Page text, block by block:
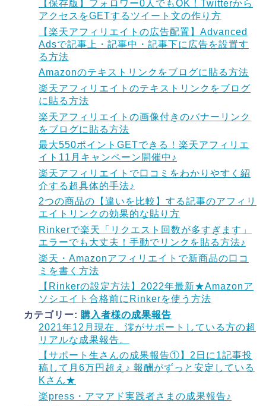
【保存版】フォロワー0人でもOK！Twitterから
アクセスをGETするツイート文の作り方
【楽天アフィリエイトの広告配置】Advanced
Adsで記事上・記事中・記事下に広告を設置す
る方法
Amazonのテキストリンクをブログに貼る方法
楽天アフィリエイトのテキストリンクをブログ
に貼る方法
楽天アフィリエイトの画像付きのバナーリンク
をブログに貼る方法
最大550ポイントGETできる！楽天アフィリエ
イト11月キャンペーン開催中♪
楽天アフィリエイトで口コミをわかりやすく紹
介する超具体的手法♪
2つの商品の【違いを比較】する記事のアフィリ
エイトリンクの効果的な貼り方
Rinkerで楽天「リクエスト回数が多すぎます」
エラーでも大丈夫！手動でリンクを貼る方法♪
楽天・Amazonアフィリエイトで新商品の口コ
ミを書く方法
【Rinkerの設定方法】2022年最新★Amazonア
ソシエイト合格前にRinkerを使う方法
カテゴリー: 購入者様の成果報告
2021年12月現在、澪がサポートしている方の超
リアルな成果報告。
【サポート生さんの成果報告①】2日に1記事投
稿して月6万円超え♪ 報酬がずっと安定している
Kさん★
楽press・アマアド実践者さまの成果報告♪